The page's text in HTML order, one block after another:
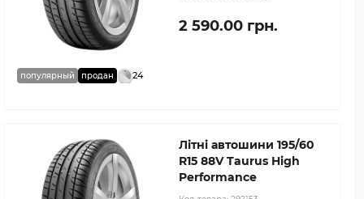
популярный продан 24
2 590.00 грн.
Літні автошини 195/60
R15 88V Taurus High
Performance